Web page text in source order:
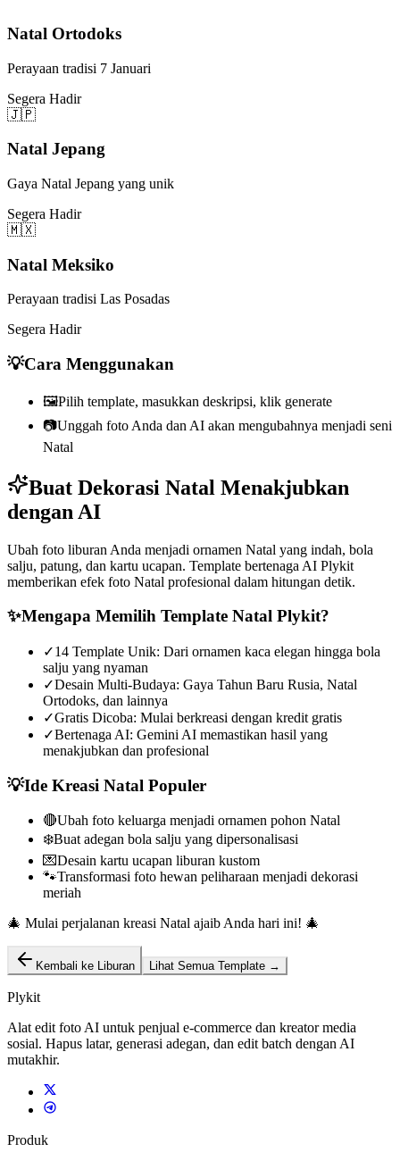
Natal Ortodoks
Perayaan tradisi 7 Januari
Segera Hadir
🇯🇵
Natal Jepang
Gaya Natal Jepang yang unik
Segera Hadir
🇲🇽
Natal Meksiko
Perayaan tradisi Las Posadas
Segera Hadir
💡Cara Menggunakan
🖼️Pilih template, masukkan deskripsi, klik generate
📷Unggah foto Anda dan AI akan mengubahnya menjadi seni
Natal
Buat Dekorasi Natal Menakjubkan
dengan AI
Ubah foto liburan Anda menjadi ornamen Natal yang indah, bola
salju, patung, dan kartu ucapan. Template bertenaga AI Plykit
memberikan efek foto Natal profesional dalam hitungan detik.
✨Mengapa Memilih Template Natal Plykit?
✓14 Template Unik: Dari ornamen kaca elegan hingga bola
salju yang nyaman
✓Desain Multi-Budaya: Gaya Tahun Baru Rusia, Natal
Ortodoks, dan lainnya
✓Gratis Dicoba: Mulai berkreasi dengan kredit gratis
✓Bertenaga AI: Gemini AI memastikan hasil yang
menakjubkan dan profesional
💡Ide Kreasi Natal Populer
🔴Ubah foto keluarga menjadi ornamen pohon Natal
❄️Buat adegan bola salju yang dipersonalisasi
💌Desain kartu ucapan liburan kustom
🐾Transformasi foto hewan peliharaan menjadi dekorasi
meriah
🎄 Mulai perjalanan kreasi Natal ajaib Anda hari ini! 🎄
Kembali ke Liburan Lihat Semua Template →
Plykit
Alat edit foto AI untuk penjual e-commerce dan kreator media
sosial. Hapus latar, generasi adegan, dan edit batch dengan AI
mutakhir.
Produk